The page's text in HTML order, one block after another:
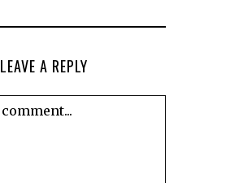
LEAVE A REPLY